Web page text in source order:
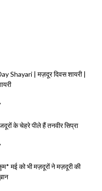
Shayari | मज़दूर दिवस शायरी |
के चेहरे पीले हैं तनवीर सिप्रा
मई को भी मज़दूरों ने मज़दूरी की